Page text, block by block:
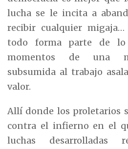
lucha se le incita a
recibir cualquier
todo forma parte de lo
momentos de una
subsumida al trabajo
valor.
Allí donde los proletarios
contra el infierno en el
luchas desarrolladas